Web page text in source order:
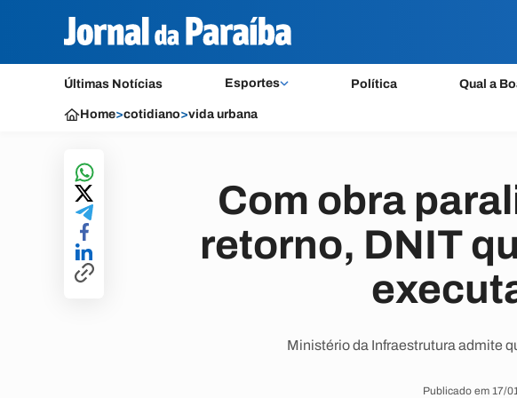
Últimas Notícias Esportes Política Qual a
Home>cotidiano>vida urbana
Com obra
retorno, DNIT
Ministério da Infraestrutura admite
Publicado em 17/